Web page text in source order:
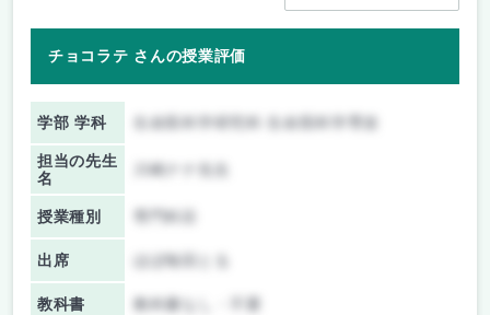
チョコラテ さんの授業評価
学部 学科
担当の先生
名
川崎ナナ先生
授業種別
出席 ほぼ毎回とる
教科書 教科書なし・不要